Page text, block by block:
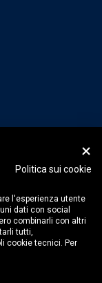
Politica sui cookie
l'esperienza utente
dati con social
combinarli con altri
tutti,
cookie tecnici. Per